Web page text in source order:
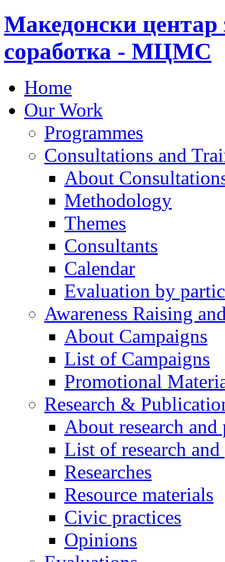
Македонски центар
соработка - МЦМС
Home
Our Work
Programmes
Consultations and
About
Methodology
Themes
Consultants
Calendar
Evaluation by
Awareness Raising
About Campaigns
List of Campaigns
Promotional
Research &
About research
List of research
Researches
Resource materials
Civic practices
Opinions